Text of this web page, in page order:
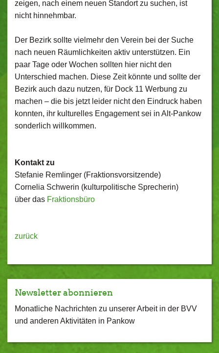
zeigen, nach einem neuen Standort zu suchen, ist
nicht hinnehmbar.
Der Bezirk sollte vielmehr den Verein bei der Suche
nach neuen Räumlichkeiten aktiv unterstützen. Ein
paar Tage oder Wochen sollten hier nicht den
Unterschied machen. Diese Zeit könnte und sollte der
Bezirk auch dazu nutzen, für Dock 11 Werbung zu
machen – die bis jetzt leider nicht den Eindruck haben
konnten, ihr kulturelles Engagement sei in Alt-Pankow
sonderlich willkommen.
Kontakt zu
Stefanie Remlinger (Fraktionsvorsitzende)
Cornelia Schwerin (kulturpolitische Sprecherin)
über das Fraktionsbüro
zurück
Newsletter abonnieren
Monatliche Nachrichten zu unserer Arbeit in der BVV
und anderen Aktivitäten in Pankow